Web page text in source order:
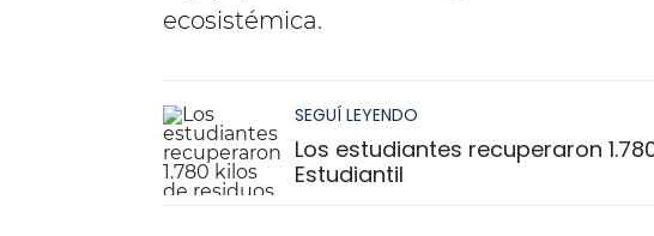
ecosistémica.
SEGUÍ LEYENDO
Los estudiantes recuperaron
Estudiantil